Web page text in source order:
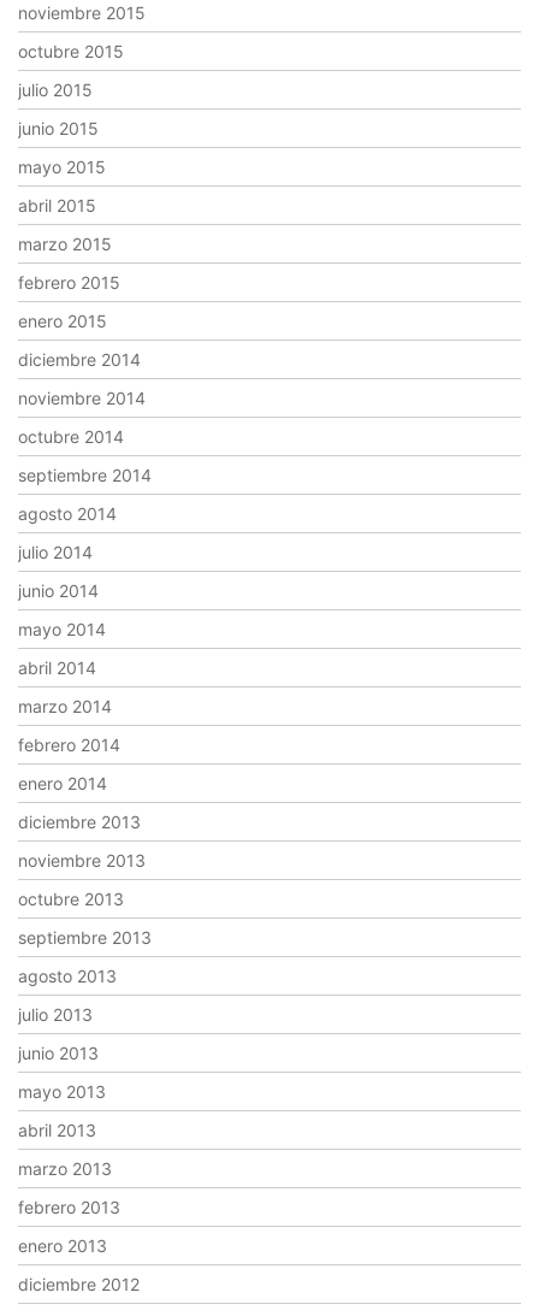
noviembre 2015
octubre 2015
julio 2015
junio 2015
mayo 2015
abril 2015
marzo 2015
febrero 2015
enero 2015
diciembre 2014
noviembre 2014
octubre 2014
septiembre 2014
agosto 2014
julio 2014
junio 2014
mayo 2014
abril 2014
marzo 2014
febrero 2014
enero 2014
diciembre 2013
noviembre 2013
octubre 2013
septiembre 2013
agosto 2013
julio 2013
junio 2013
mayo 2013
abril 2013
marzo 2013
febrero 2013
enero 2013
diciembre 2012